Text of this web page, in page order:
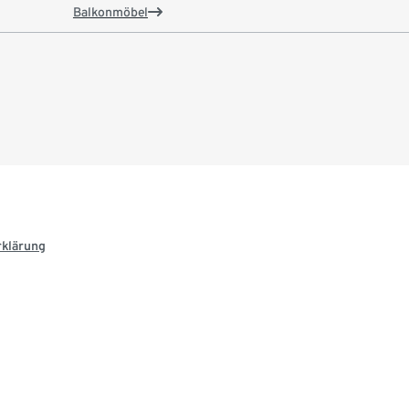
Balkonmöbel